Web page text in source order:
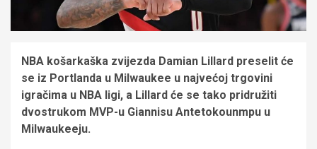
NBA košarkaška zvijezda Damian Lillard preselit će
se iz Portlanda u Milwaukee u najvećoj trgovini
igračima u NBA ligi, a Lillard će se tako pridružiti
dvostrukom MVP-u Giannisu Antetokounmpu u
Milwaukeeju.